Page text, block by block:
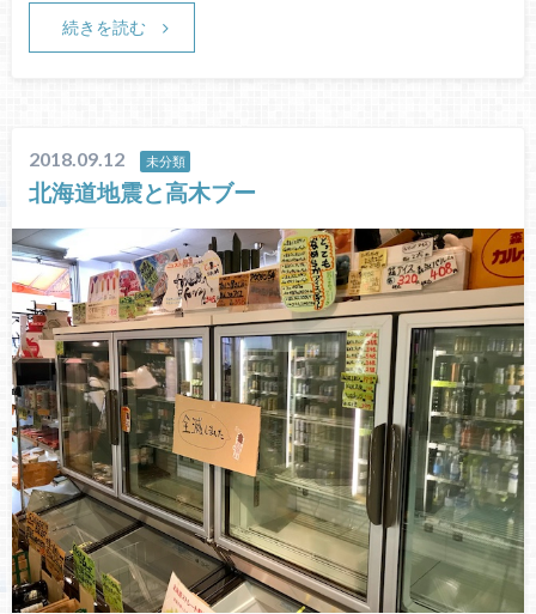
続きを読む
2018.09.12 未分類
北海道地震と高木ブー